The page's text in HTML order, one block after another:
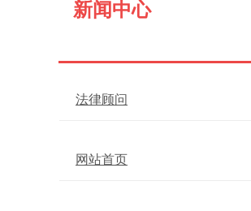
新闻中心
法律顾问
网站首页